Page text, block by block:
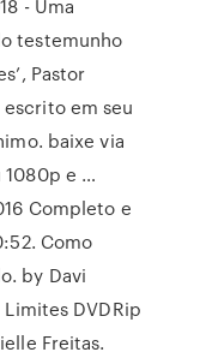
- Uma
testemunho
Pastor
em seu
baixe via
e …
Completo e
Como
by Davi
Limites DVDRip
Freitas.